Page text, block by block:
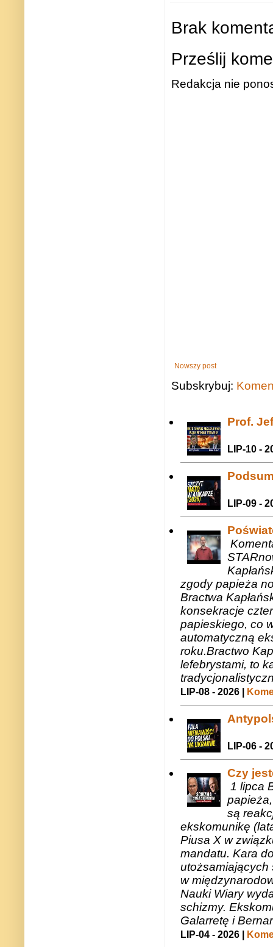
Brak
Prześlij
Redakcja nie
Nowszy post
Subskrybuj:
Prof.
LIP-10 -
LIP-09 -
zgody papieża
Bractwa
konsekracje
papieskiego, co
automatyczną
roku.Bractwo
lefebrystami, to
LIP-08 - 2026 |
LIP-06 -
Czy
1 lipca
są
ekskomunikę
Piusa X w
mandatu. Kara
utożsamiających
w
Nauki Wiary
schizmy.
Galarretę i
LIP-04 - 2026 |